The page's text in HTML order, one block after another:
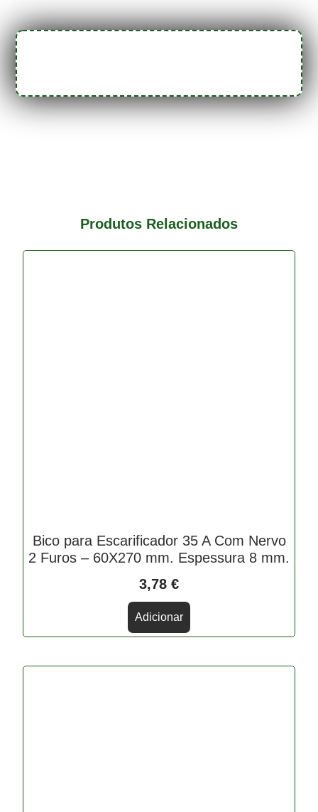
Produtos Relacionados
Bico para Escarificador 35 A Com Nervo
2 Furos – 60X270 mm. Espessura 8 mm.
3,78 €
Adicionar